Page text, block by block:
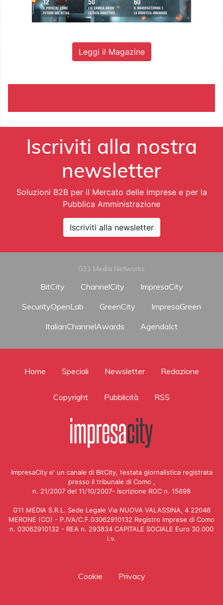
Leggi il Magazine
Iscriviti alla nostra
newsletter
Soluzioni B2B per il Mercato delle Imprese e per la
Pubblica Amministrazione
Iscriviti alla newsletter
G11 Media Networks
BitCity ChannelCity
ImpresaCity
SecurityOpenLab
GreenCity
ImpresaGreen
ItalianChannelAwards
AgendaIct
Home Speciali Newsletter Redazione
Copyright Pubblicità RSS
ImpresaCity e' un canale di BitCity, testata giornalistica registrata
presso il tribunale di Como ,
n. 21/2007 del 11/10/2007- Iscrizione ROC n. 15698
G11 MEDIA S.R.L. Sede Legale Via NUOVA VALASSINA, 4 22046
MERONE (CO) - P.IVA/C.F.03062910132 Registro imprese di Como
n. 03062910132 - REA n. 293834 CAPITALE SOCIALE Euro 30.000
i.v.
Cookie Privacy